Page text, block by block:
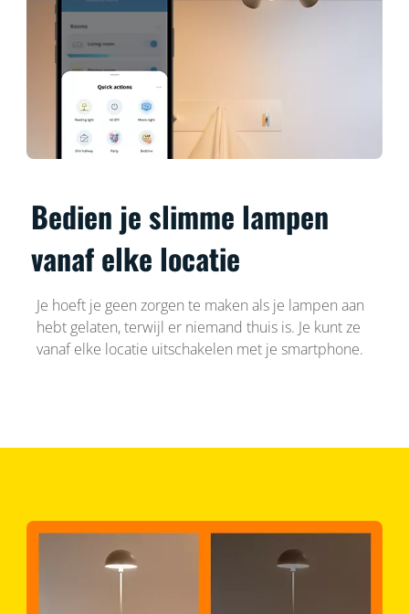
Bedien je slimme lampen
vanaf elke locatie
Je hoeft je geen zorgen te maken als je lampen aan
hebt gelaten, terwijl er niemand thuis is. Je kunt ze
vanaf elke locatie uitschakelen met je smartphone.